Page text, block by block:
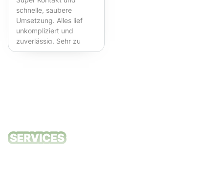
schnelle, saubere
Umsetzung. Alles lief
unkompliziert und
zuverlässig. Sehr zu
empfehlen!